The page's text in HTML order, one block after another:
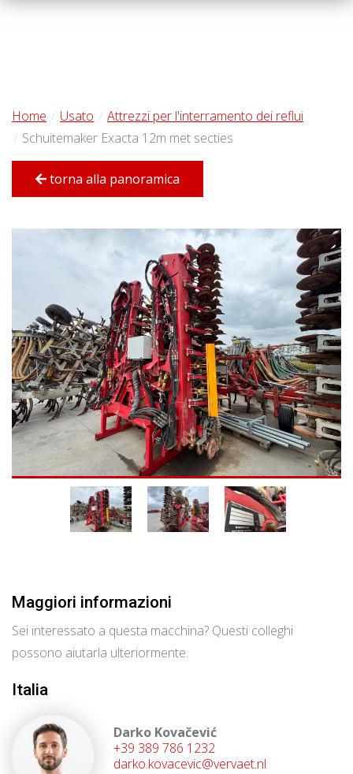
Home Usato
Attrezzi per l'interramento dei reflui
Schuitemaker Exacta 12m met secties
torna alla panoramica
Maggiori informazioni
Sei interessato a questa macchina? Questi colleghi
possono aiutarla ulteriormente.
Italia
Darko Kovačević
+39 389 786 1232
darko.kovacevic@vervaet.nl